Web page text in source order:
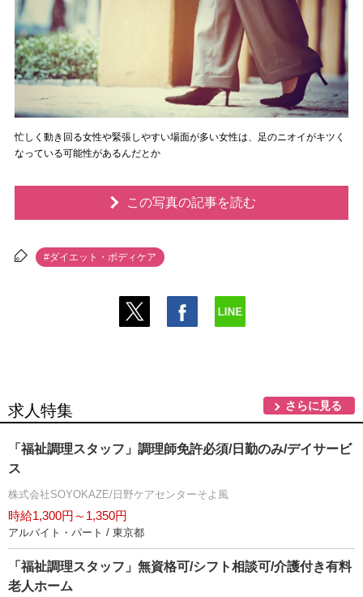
忙しく動き回る女性や緊張しやすい場面が多い女性は、足のニオイがキツく
なっている可能性があるんだとか
この写真の記事を読む
#ダイエット・ボディケア
求人特集 さらに見る
「福祉調理スタッフ」調理師免許必須/日勤のみ/デイサービ
ス
株式会社SOYOKAZE/日野ケアセンターそよ風
時給1,300円～1,350円
アルバイト・パート / 東京都
「福祉調理スタッフ」無資格可/シフト相談可/介護付き有料
老人ホーム